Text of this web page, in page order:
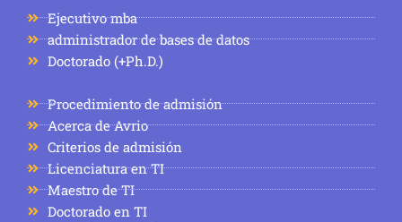
Ejecutivo mba
administrador de bases de datos
Doctorado (+Ph.D.)
Procedimiento de admisión
Acerca de Avrio
Criterios de admisión
Licenciatura en TI
Maestro de TI
Doctorado en TI